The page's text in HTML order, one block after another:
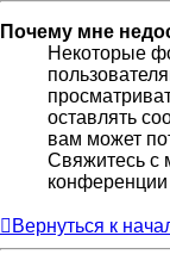
Почему мне
Некоторые
оставлять
вам может
Свяжитесь с
конференции
Вернуться к